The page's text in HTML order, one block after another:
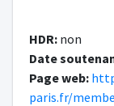
HDR: non
Date
Page web:
paris.fr/